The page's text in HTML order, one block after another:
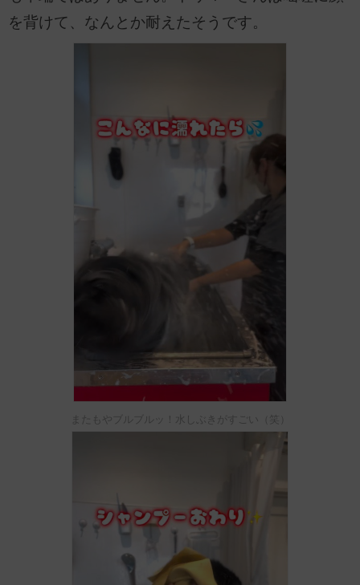
を背けて、なんとか耐えたそうです。
またもやブルブルッ！水しぶきがすごい（笑）